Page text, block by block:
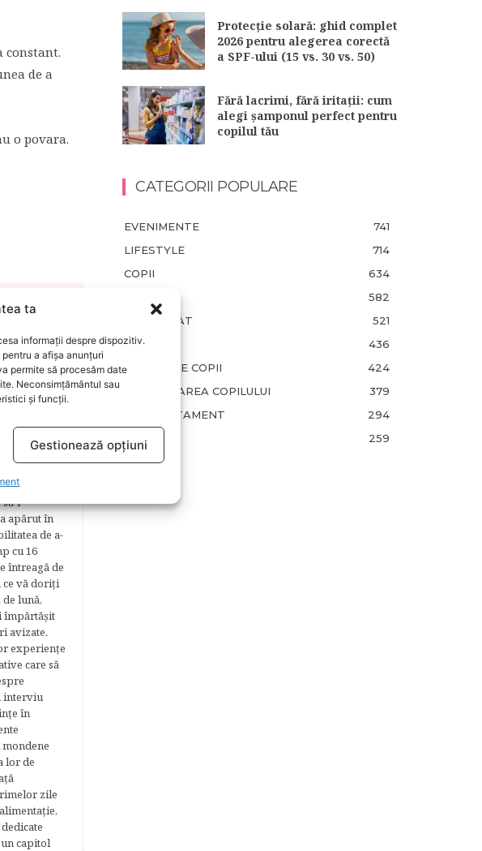
ta
informații despre dispozitiv.
a afișa anunțuri
permite să procesăm date
Neconsimțământul sau
și funcții.
Gestionează opțiuni
constant.
de a
o povara.
URMĂTOR
ei de
a
ar
i
apărut în
de a-
cu 16
întreagă de
ce vă doriţi
lună,
împărtăşit
avizate.
experienţe
care să
interviu
în
lor de
zile
capitol
Protecție solară: ghid complet
2026 pentru alegerea corectă
a SPF-ului (15 vs. 30 vs. 50)
Fără lacrimi, fără iritații: cum
alegi șamponul perfect pentru
copilul tău
CATEGORII POPULARE
EVENIMENTE
741
LIFESTYLE
714
COPII
634
582
COMUNICAT
521
BEBELUSI
436
SANATATE COPII
424
DEZVOLTAREA COPILULUI
379
COMPORTAMENT
294
RETETE
259